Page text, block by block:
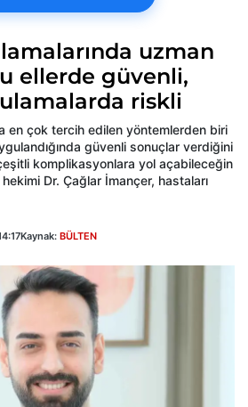
uzman
ellerde güvenli,
riskli
en çok tercih edilen yöntemlerden biri
güvenli sonuçlar verdiğini
komplikasyonlara yol açabileceğin
Dr. Çağlar İmançer, hastaları
Kaynak: BÜLTEN